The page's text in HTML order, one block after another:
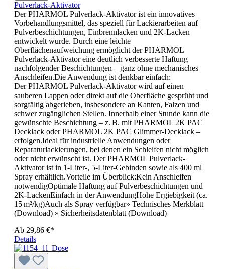
Pulverlack-Aktivator
Der PHARMOL Pulverlack-Aktivator ist ein innovatives
Vorbehandlungsmittel, das speziell für Lackierarbeiten auf
Pulverbeschichtungen, Einbrennlacken und 2K-Lacken
entwickelt wurde. Durch eine leichte
Oberflächenaufweichung ermöglicht der PHARMOL
Pulverlack-Aktivator eine deutlich verbesserte Haftung
nachfolgender Beschichtungen – ganz ohne mechanisches
Anschleifen.Die Anwendung ist denkbar einfach:
Der PHARMOL Pulverlack-Aktivator wird auf einen
sauberen Lappen oder direkt auf die Oberfläche gesprüht und
sorgfältig abgerieben, insbesondere an Kanten, Falzen und
schwer zugänglichen Stellen. Innerhalb einer Stunde kann die
gewünschte Beschichtung – z. B. mit PHARMOL 2K PAC
Decklack oder PHARMOL 2K PAC Glimmer-Decklack –
erfolgen.Ideal für industrielle Anwendungen oder
Reparaturlackierungen, bei denen ein Schleifen nicht möglich
oder nicht erwünscht ist. Der PHARMOL Pulverlack-
Aktivator ist in 1-Liter-, 5-Liter-Gebinden sowie als 400 ml
Spray erhältlich.Vorteile im Überblick:Kein Anschleifen
notwendigOptimale Haftung auf Pulverbeschichtungen und
2K-LackenEinfach in der AnwendungHohe Ergiebigkeit (ca.
15 m²/kg)Auch als Spray verfügbar» Technisches Merkblatt
(Download) » Sicherheitsdatenblatt (Download)
Ab 29,86 €*
Details